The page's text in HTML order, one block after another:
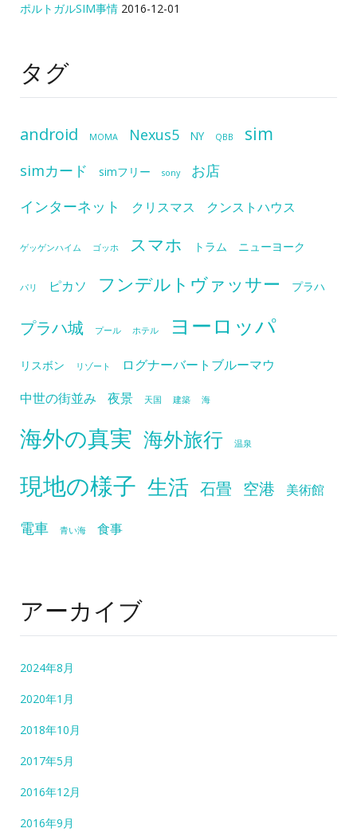
ポルトガルSIM事情 2016-12-01
タグ
android MOMA Nexus5 NY QBB sim
simカード simフリー sony
お店
インターネット
クリスマス クンストハウス
ゲッゲンハイム ゴッホ スマホ トラム ニューヨーク
パリ ピカソ フンデルトヴァッサー プラハ
プラハ城 プール ホテル ヨーロッパ
リスボン リゾート
ログナーバートブルーマウ
中世の街並み
夜景 天国 建築 海
海外の真実 海外旅行 温泉
現地の様子 生活 石畳 空港 美術館
電車 青い海 食事
アーカイブ
2024年8月
2020年1月
2018年10月
2017年5月
2016年12月
2016年9月